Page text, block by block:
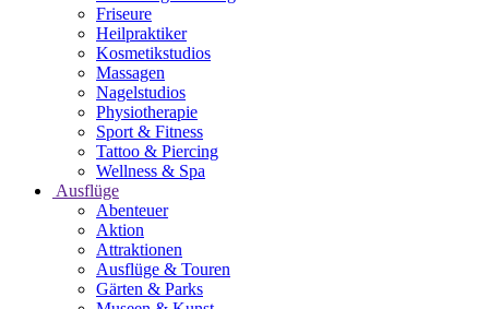
Friseure
Heilpraktiker
Kosmetikstudios
Massagen
Nagelstudios
Physiotherapie
Sport & Fitness
Tattoo & Piercing
Wellness & Spa
Ausflüge
Abenteuer
Aktion
Attraktionen
Ausflüge & Touren
Gärten & Parks